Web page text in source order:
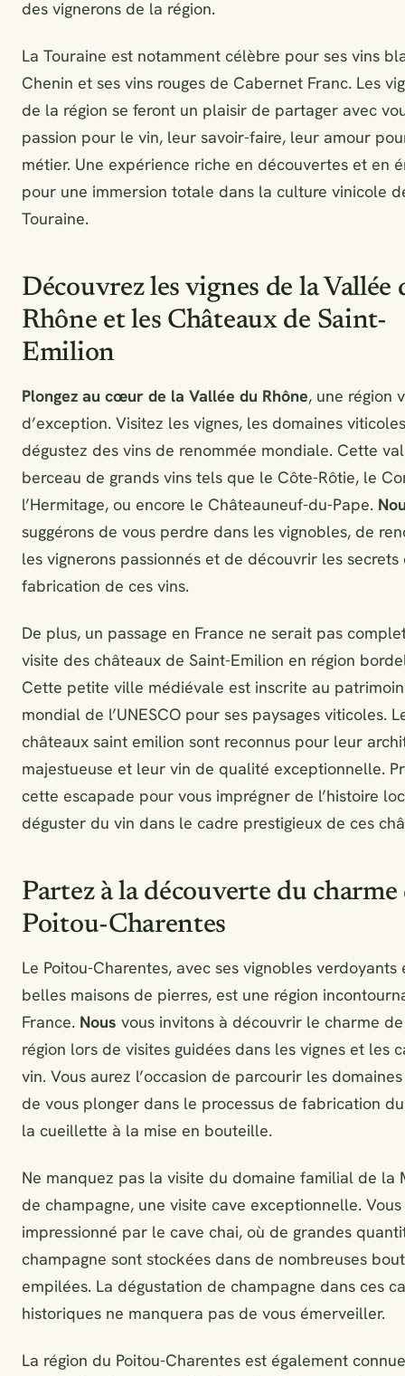
des vignerons de la région.
La Touraine est notamment célèbre pour ses vins
Chenin et ses vins rouges de Cabernet Franc. Les
de la région se feront un plaisir de partager avec
passion pour le vin, leur savoir-faire, leur amour
métier. Une expérience riche en découvertes et en
pour une immersion totale dans la culture vinicole
Touraine.
Découvrez les vignes de la Vallée
Rhône et les Châteaux de Saint-
Emilion
Plongez au cœur de la Vallée du Rhône, une région
d’exception. Visitez les vignes, les domaines
dégustez des vins de renommée mondiale. Cette
berceau de grands vins tels que le Côte-Rôtie, le
l’Hermitage, ou encore le Châteauneuf-du-Pape.
suggérons de vous perdre dans les vignobles, de
les vignerons passionnés et de découvrir les secrets
fabrication de ces vins.
De plus, un passage en France ne serait pas
visite des châteaux de Saint-Emilion en région
Cette petite ville médiévale est inscrite au
mondial de l’UNESCO pour ses paysages viticoles.
châteaux saint emilion sont reconnus pour leur
majestueuse et leur vin de qualité exceptionnelle.
cette escapade pour vous imprégner de l’histoire
déguster du vin dans le cadre prestigieux de ces
Partez à la découverte du charme
Poitou-Charentes
Le Poitou-Charentes, avec ses vignobles verdoyants
belles maisons de pierres, est une région
France. Nous vous invitons à découvrir le charme
région lors de visites guidées dans les vignes et les
vin. Vous aurez l’occasion de parcourir les
de vous plonger dans le processus de fabrication
la cueillette à la mise en bouteille.
Ne manquez pas la visite du domaine familial de la
de champagne, une visite cave exceptionnelle. Vous
impressionné par le cave chai, où de grandes
champagne sont stockées dans de nombreuses
empilées. La dégustation de champagne dans ces
historiques ne manquera pas de vous émerveiller.
La région du Poitou-Charentes est également